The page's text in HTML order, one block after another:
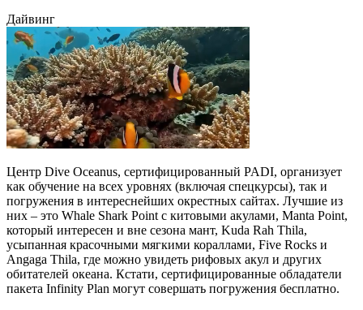
Дайвинг
Центр Dive Oceanus, сертифицированный PADI, организует
как обучение на всех уровнях (включая спецкурсы), так и
погружения в интереснейших окрестных сайтах. Лучшие из
них – это Whale Shark Point с китовыми акулами, Manta Point,
который интересен и вне сезона мант, Kuda Rah Thila,
усыпанная красочными мягкими кораллами, Five Rocks и
Angaga Thila, где можно увидеть рифовых акул и других
обитателей океана. Кстати, сертифицированные обладатели
пакета Infinity Plan могут совершать погружения бесплатно.